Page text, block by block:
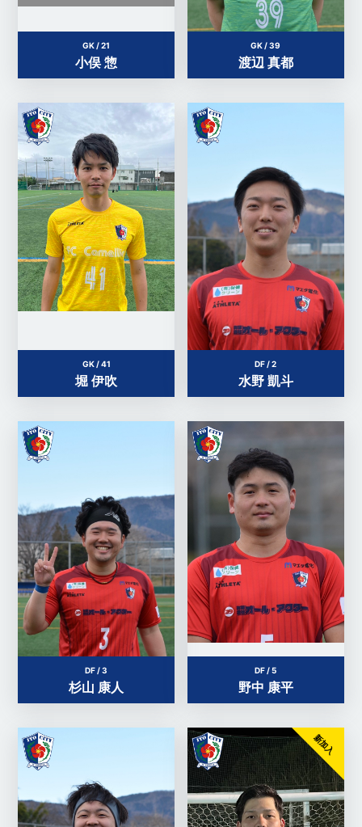
GK / 21
小俣 惣
GK / 39
渡辺 真都
GK / 41
堀 伊吹
DF / 2
水野 凱斗
DF / 3
杉山 康人
DF / 5
野中 康平
新加入